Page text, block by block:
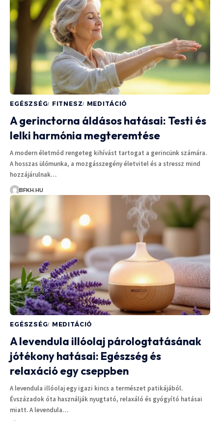
EGÉSZSÉG FITNESZ MEDITÁCIÓ
A gerinctorna áldásos hatásai: Testi és
lelki harmónia megteremtése
A modern életmód rengeteg kihívást tartogat a gerincünk számára.
A hosszas ülőmunka, a mozgásszegény életvitel és a stressz mind
hozzájárulnak…
BFKH.HU
EGÉSZSÉG MEDITÁCIÓ
A levendula illóolaj párologtatásának
jótékony hatásai: Egészség és
relaxáció egy cseppben
A levendula illóolaj egy igazi kincs a természet patikájából.
Évszázadok óta használják nyugtató, relaxáló és gyógyító hatásai
miatt. A levendula…